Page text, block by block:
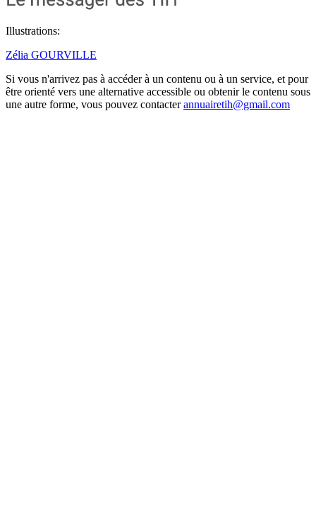
Illustrations:
Zélia GOURVILLE
Si vous n'arrivez pas à accéder à un contenu ou à un service, et pour
être orienté vers une alternative accessible ou obtenir le contenu sous
une autre forme, vous pouvez contacter annuairetih@gmail.com